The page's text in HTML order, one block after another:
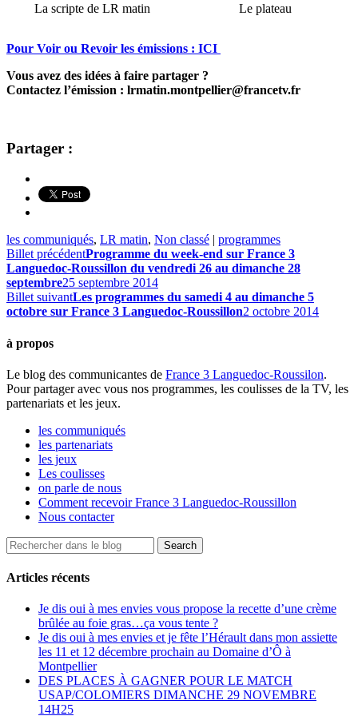
La scripte de LR matin Le plateau
Pour Voir ou Revoir les émissions : ICI
Vous avez des idées à faire partager ?
Contactez l’émission : lrmatin.montpellier@francetv.fr
Partager :
les communiqués, LR matin, Non classé | programmes
Billet précédentProgramme du week-end sur France 3
Languedoc-Roussillon du vendredi 26 au dimanche 28
septembre25 septembre 2014
Billet suivantLes programmes du samedi 4 au dimanche 5
octobre sur France 3 Languedoc-Roussillon2 octobre 2014
à propos
Le blog des communicantes de France 3 Languedoc-Roussilon.
Pour partager avec vous nos programmes, les coulisses de la TV, les
partenariats et les jeux.
les communiqués
les partenariats
les jeux
Les coulisses
on parle de nous
Comment recevoir France 3 Languedoc-Roussillon
Nous contacter
Articles récents
Je dis oui à mes envies vous propose la recette d’une crème
brûlée au foie gras…ça vous tente ?
Je dis oui à mes envies et je fête l’Hérault dans mon assiette
les 11 et 12 décembre prochain au Domaine d’Ô à
Montpellier
DES PLACES À GAGNER POUR LE MATCH
USAP/COLOMIERS DIMANCHE 29 NOVEMBRE
14H25